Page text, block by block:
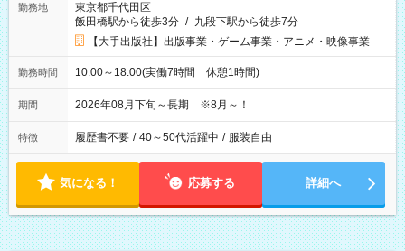
勤務地
東京都千代田区
飯田橋駅から徒歩3分 / 九段下駅から徒歩7分
【大手出版社】出版事業・ゲーム事業・アニメ・映像事業
勤務時間 10:00～18:00(実働7時間 休憩1時間)
期間 2026年08月下旬～長期 ※8月～！
特徴 履歴書不要 / 40～50代活躍中 / 服装自由
気になる！ 応募する 詳細へ